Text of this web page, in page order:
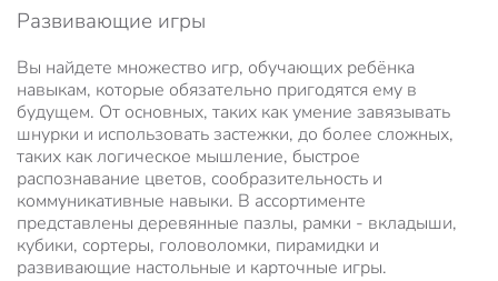
Развивающие игры
Вы найдете множество игр, обучающих ребёнка
навыкам, которые обязательно пригодятся ему в
будущем. От основных, таких как умение завязывать
шнурки и использовать застежки, до более сложных,
таких как логическое мышление, быстрое
распознавание цветов, сообразительность и
коммуникативные навыки. В ассортименте
представлены деревянные пазлы, рамки - вкладыши,
кубики, сортеры, головоломки, пирамидки и
развивающие настольные и карточные игры.